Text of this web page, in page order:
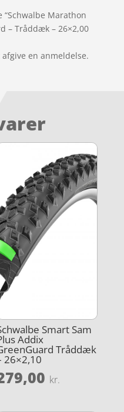
Marathon
– Tråddæk – 26×2,00
en anmeldelse.
Smart Sam
Addix
Tråddæk
26×2,10
kr.